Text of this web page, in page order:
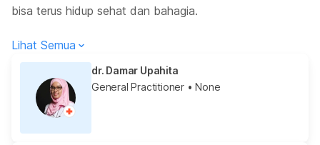
bisa terus hidup sehat dan bahagia.
Lihat Semua
dr. Damar Upahita
General Practitioner • None